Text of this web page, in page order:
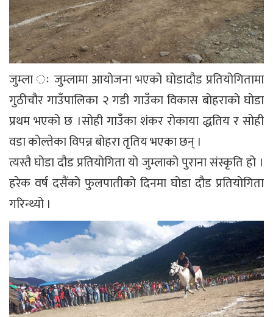
जुम्ला ः जुम्लामा आयोजना भएको घोडादौड प्रतियोगितामा
गुठीचौर गाउँपालिका २ गडी गाउँका विकास बोहराको घोडा
प्रथम भएको छ ।सोही गाउँका शंकर रोकाया द्धतिय र सोही
वडा कोल्तेका विपन्न बोहरा तृतिय भएका छन् ।
त्यस्तै घोडा दौड प्रतियोगिता यो जुम्लाको पुराना संस्कृति हो ।
हरेक वर्ष दसैंको फुलपातीको दिनमा घोडा दौड प्रतियोगिता
गरिन्थ्यो ।